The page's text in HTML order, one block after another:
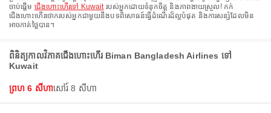
ចាប់ផ្តើម ជើងហោះហើរទៅ Kuwaitរបស់អ្នកដោយទំនុកចិត្ត និងភាពងាយស្រួល! កក់
ជើងហោះហើរថោករបស់អ្នកជាមួយនឹងបទពិសោធន៍ធ្វើដំណើរដ៏ល្អបំផុត និងការសន្សំដែលមិន
អាចកាត់ថ្លៃបាន។
ពិនិត្យកាលវិភាគជើងហោះហើរ Biman Bangladesh Airlines ទៅ
Kuwait
ព្រហ 6 សីហាសៅរ៍ 8 សីហា